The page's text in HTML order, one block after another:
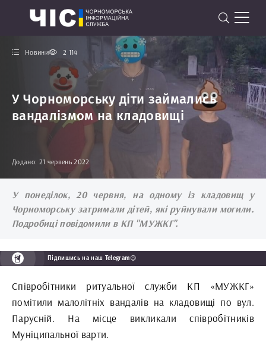
Новини 2 114
У Чорноморську діти займались
вандалізмом на кладовищі
Додано: 21 червень 2022
У понеділок, 20 червня, на одному із кладовищ у
Чорноморську затримали дітей, які руйнували могили.
Подробиці повідомили в КП "МУЖКГ".
Підпишись на наш Telegram😉
Співробітники ритуальної служби КП «МУЖКГ»
помітили малолітніх вандалів на кладовищі по вул.
Парусній. На місце викликали співробітників
Муніципальної варти.